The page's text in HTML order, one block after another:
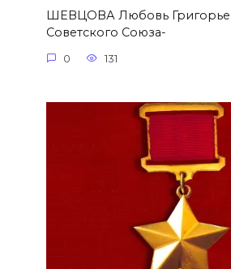
ШЕВЦОВА Любовь
Советского Союза-
0 131